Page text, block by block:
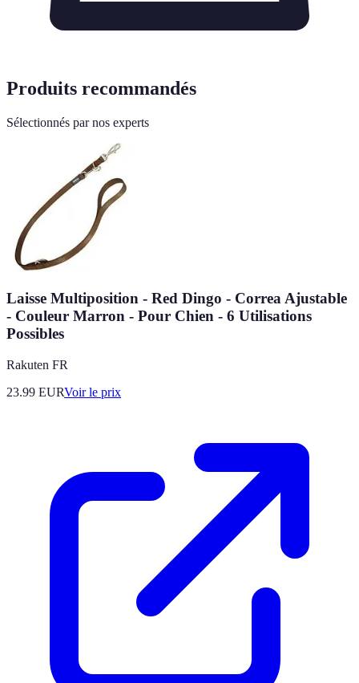
Produits recommandés
Sélectionnés par nos experts
Laisse Multiposition - Red Dingo - Correa Ajustable
- Couleur Marron - Pour Chien - 6 Utilisations
Possibles
Rakuten FR
23.99 EURVoir le prix